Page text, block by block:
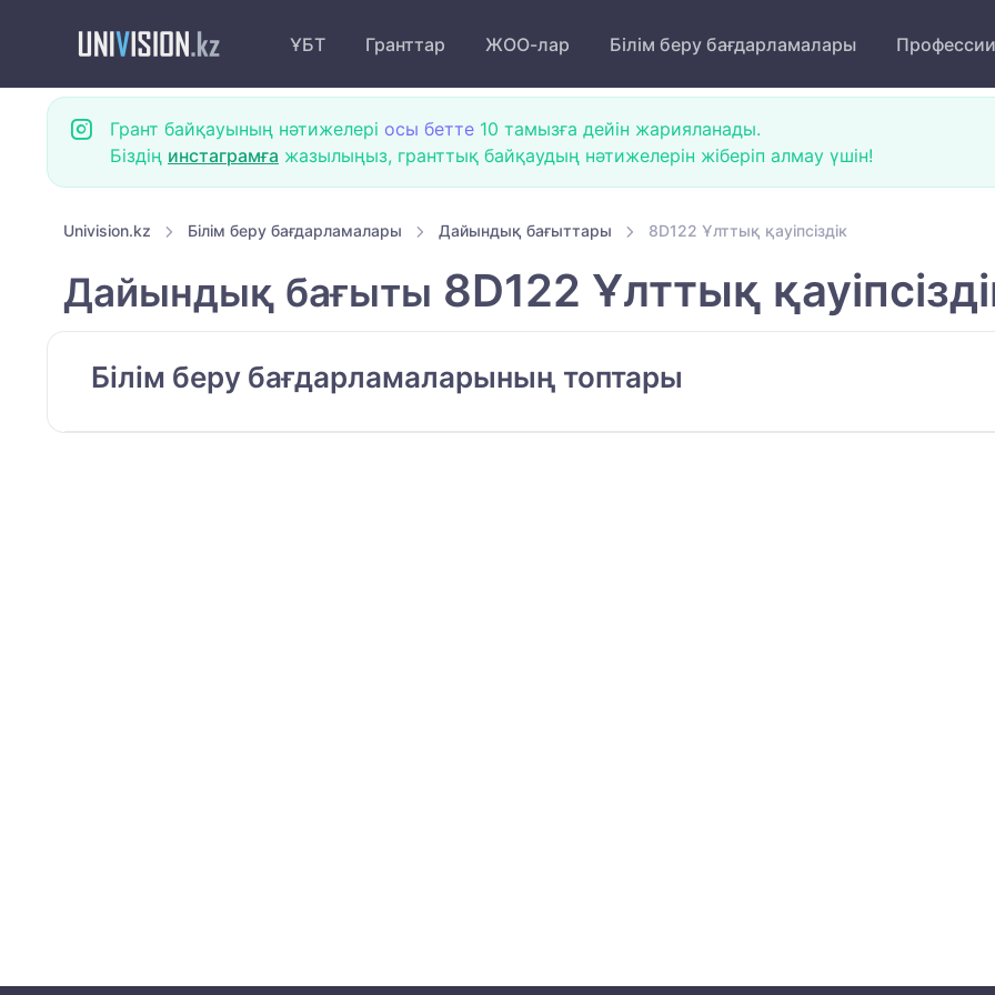
ҰБТ Гранттар ЖОО-лар Білім беру бағдарламалары Профессии
Грант байқауының нәтижелері осы бетте 10 тамызға дейін жарияланады.
Біздің инстаграмға жазылыңыз, гранттық байқаудың нәтижелерін жіберіп алмау үшін!
Univision.kz Білім беру бағдарламалары Дайындық бағыттары 8D122 Ұлттық қауіпсіздік
Дайындық бағыты 8D122 Ұлттық
Білім беру бағдарламаларының топтары